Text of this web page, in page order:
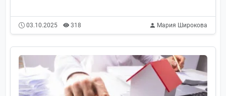
03.10.2025 318 Мария Широкова